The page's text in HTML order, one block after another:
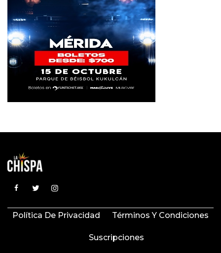
Política De Privacidad Términos Y Condiciones
Suscripciones